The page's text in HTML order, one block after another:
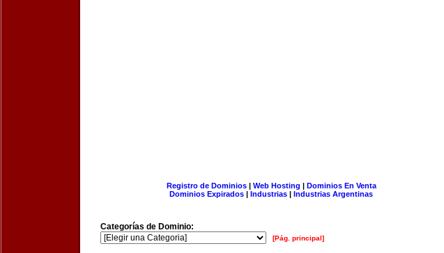
Registro de Dominios| Web Hosting | Dominios En Venta
Dominios Expirados | Industrias | Industrias Argentinas
Categorías de Dominio:
[Pág. principal]